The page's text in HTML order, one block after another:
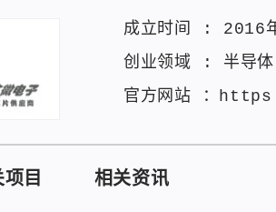
成立时间 : 2016
创业领域 : 半导体
官方网站 ：
目 相关资讯